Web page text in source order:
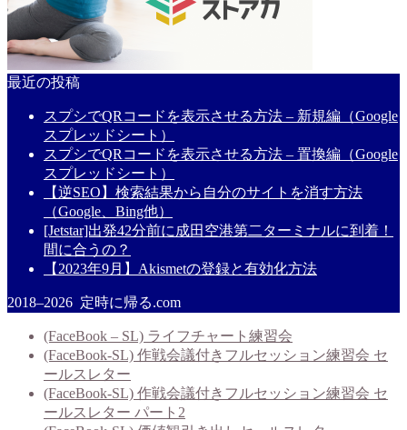
最近の投稿
スプシでQRコードを表示させる方法 – 新規編（Google
スプレッドシート）
スプシでQRコードを表示させる方法 – 置換編（Google
スプレッドシート）
【逆SEO】検索結果から自分のサイトを消す方法
（Google、Bing他）
[Jetstar]出発42分前に成田空港第二ターミナルに到着！
間に合うの？
【2023年9月】Akismetの登録と有効化方法
2018–2026 定時に帰る.com
(FaceBook – SL) ライフチャート練習会
(FaceBook-SL) 作戦会議付きフルセッション練習会 セ
ールスレター
(FaceBook-SL) 作戦会議付きフルセッション練習会 セ
ールスレター パート2